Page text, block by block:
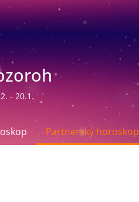
- 20.1.
Partnerský horoskop